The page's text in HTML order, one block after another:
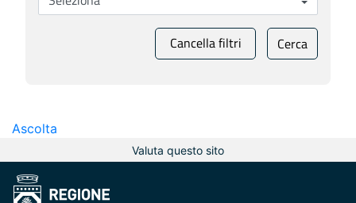
Cancella filtri Cerca
Ascolta
Valuta questo sito